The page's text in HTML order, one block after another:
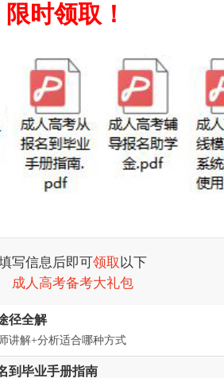
时领取！
写信息后即可领取 以下
成人高考备考大礼包
径全解
讲解+分析适合哪种方式
到毕业手册指南